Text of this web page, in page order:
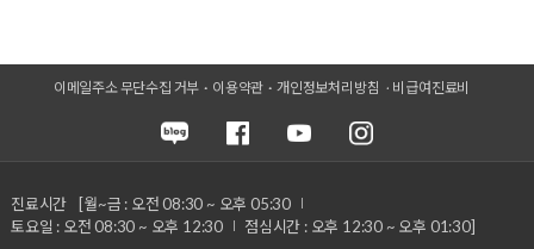
이메일주소 무단수집 거부 이용약관 개인정보처리방침 비급여진료비
진료시간
[월~금 : 오전 08:30 ~ 오후 05:30
토요일 : 오전 08:30 ~ 오후 12:30
점심시간 : 오후 12:30 ~ 오후 01:30]